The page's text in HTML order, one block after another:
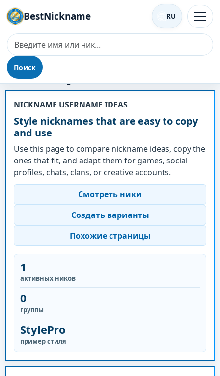
BestNickname
Поиск
RU
Ник - Style
NICKNAME USERNAME IDEAS
Style nicknames that are easy to copy
and use
Use this page to compare nickname ideas, copy the
ones that fit, and adapt them for games, social
profiles, chats, clans, or creative accounts.
Смотреть ники
Создать варианты
Похожие страницы
1
активных ников
0
группы
StylePro
пример стиля